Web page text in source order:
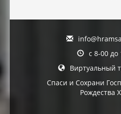
с 8-00 до
Виртуальный
Спаси и Сохрани
Рождества